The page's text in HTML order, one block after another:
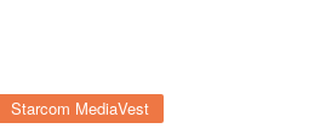
Starcom MediaVest